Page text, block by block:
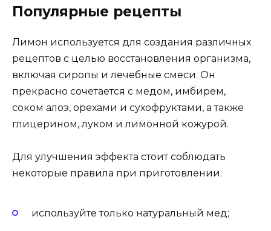
Популярные рецепты
Лимон используется для создания различных
рецептов с целью восстановления организма,
включая сиропы и лечебные смеси. Он
прекрасно сочетается с медом, имбирем,
соком алоэ, орехами и сухофруктами, а также
глицерином, луком и лимонной кожурой.
Для улучшения эффекта стоит соблюдать
некоторые правила при приготовлении:
используйте только натуральный мед;